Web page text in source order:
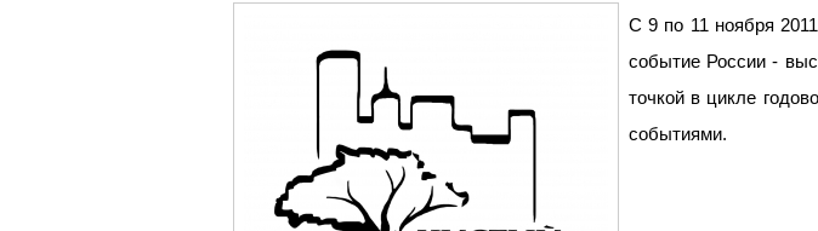
С 9 по 11 ноября
событие России -
точкой в цикле
событиями.